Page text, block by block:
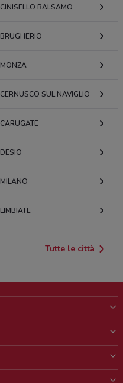
CINISELLO BALSAMO
BRUGHERIO
MONZA
CERNUSCO SUL NAVIGLIO
CARUGATE
DESIO
MILANO
LIMBIATE
Tutte le città